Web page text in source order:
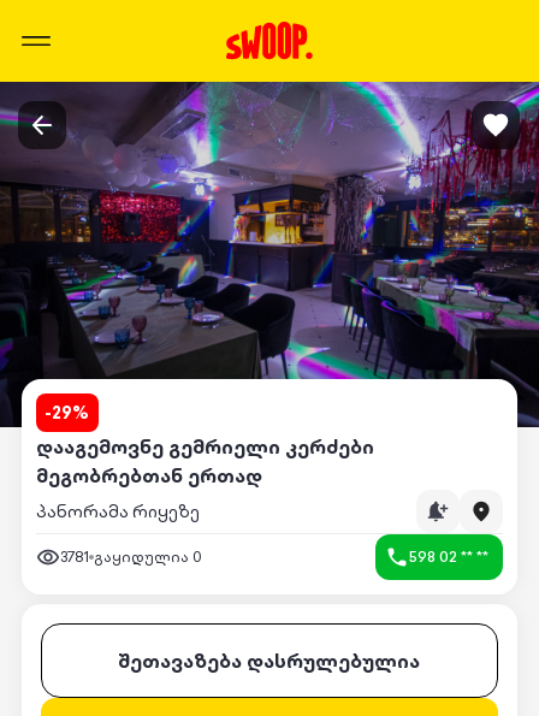
-29%
დააგემოვნე გემრიელი კერძები
მეგობრებთან ერთად
პანორამა რიყეზე
3781 გაყიდულია 0 598 02 ** **
შეთავაზება დასრულებულია